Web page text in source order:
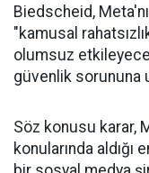
Biedscheid,
"kamusal
olumsuz
güvenlik sorununa
Söz konusu karar,
konularında aldığı